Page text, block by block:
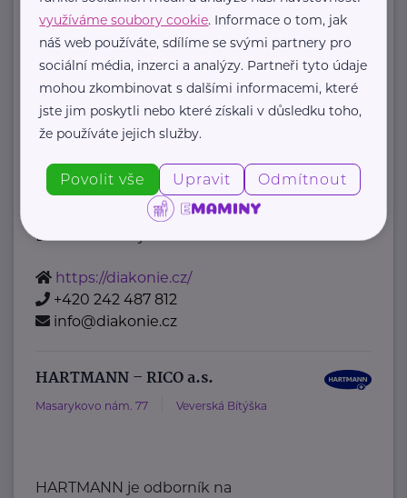
Komu pomáháme
Děti, mládež, rodiny
Lidé se znevýhodněním
Senioři
Nevyléčitelně nemocní a umírající
Lidé v nouzi
Jiná pomoc
Diakonie ČCE je ...
https://diakonie.cz/
+420 242 487 812
info@diakonie.cz
HARTMANN – RICO a.s.
Masarykovo nám. 77 Veverská Bítýška
HARTMANN je odborník na
využíváme soubory cookie. Informace o tom, jak
náš web používáte, sdílíme se svými partnery pro
sociální média, inzerci a analýzy. Partneři tyto údaje
mohou zkombinovat s dalšími informacemi, které
jste jim poskytli nebo které získali v důsledku toho,
že používáte jejich služby.
Povolit vše Upravit Odmítnout